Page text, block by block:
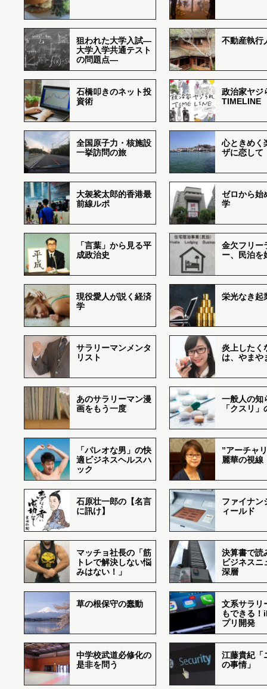
狙われた大学入試―
大学入学共通テスト
の問題点―
不動産執行
石橋叩きのネット投
資術
政治家ヤジ
TIMELINE
全国原子力・核施設
一挙訪問の旅
心ときめく
ザに恋して
大袈裟太郎的香港最
前線ルポ
ゼロから始
学
「言葉」から見る平
成政治史
金欠フリー
ー、民泊を
現役愛人が説く経済
学
栄光なき起
サラリーマンメンタ
リスト
炎上したく
は、やまや
あのサラリーマン漫
画をもう一度
一般人の知
「クスリ
「パレオな男」の快
適ビジネスヘルスハ
ック
”アーチャ
麗華の視線
石原壮一郎の【名言
に訊け】
ファイナン
ィールド
マッチョ社長の「筋
トレで解決しない悩
みはない！」
決算書で読
ビジネスニ
深層
草の根保守の蠢動
文系サラリ
もできる
プリ開発
中学校武道必修化の
是非を問う
江藤貴紀「
の事情」